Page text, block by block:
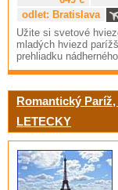
odlet: Bratislava
Užite si svetové
mladých hviezd
prehliadku
Romantický
LETECKY